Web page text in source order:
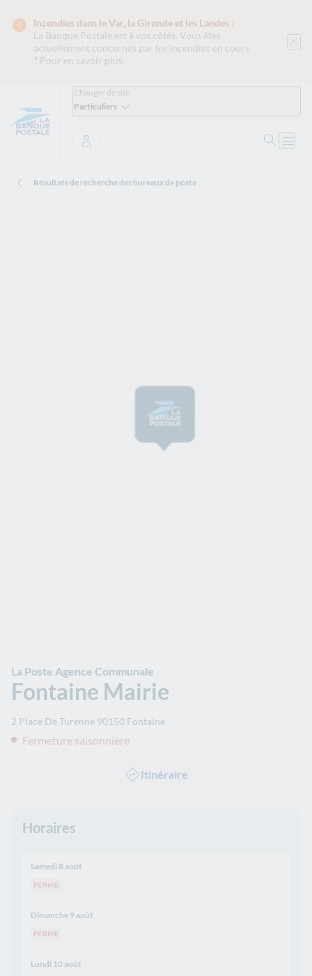
Incendies dans le Var, la Gironde et les Landes :
La Banque Postale est à vos côtés. Vous êtes
actuellement concernés par les incendies en cours
? Pour en savoir plus
Changer de site
Particuliers
Se connecter
Résultats de recherche des bureaux de poste
La Poste Agence Communale
Fontaine Mairie
2 Place De Turenne 90150 Fontaine
Fermeture saisonnière
Itinéraire
Horaires
Samedi 8 août
FERME
Dimanche 9 août
FERME
Lundi 10 août